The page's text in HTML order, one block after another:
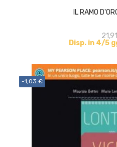
IL RAMO
Disp. in 4/5
-1,03 €